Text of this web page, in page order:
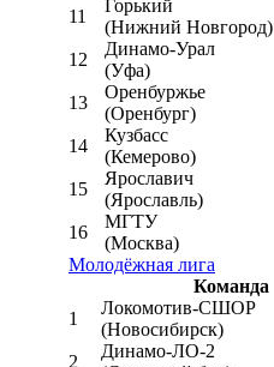
11
Горький
(Нижний Новгород)
12
Динамо-Урал
(Уфа)
13
Оренбуржье
(Оренбург)
14
Кузбасс
(Кемерово)
15
Ярославич
(Ярославль)
16
МГТУ
(Москва)
Молодёжная лига
Команда
1
Локомотив-CШОР
(Новосибирск)
2
Динамо-ЛО-2